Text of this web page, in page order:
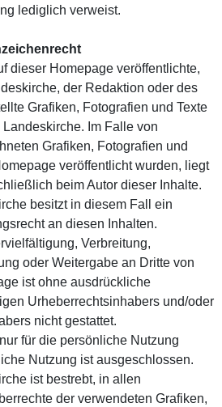
lediglich verweist.
dieser Homepage veröffentlichte,
der Redaktion oder des
Grafiken, Fotografien und Texte
Im Falle von
Grafiken, Fotografien und
veröffentlicht wurden, liegt
beim Autor dieser Inhalte.
besitzt in diesem Fall ein
an diesen Inhalten.
Verbreitung,
oder Weitergabe an Dritte von
ist ohne ausdrückliche
Urheberrechtsinhabers und/oder
nicht gestattet.
für die persönliche Nutzung
Nutzung ist ausgeschlossen.
ist bestrebt, in allen
der verwendeten Grafiken,